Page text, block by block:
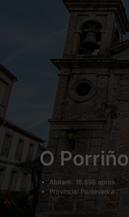
O Porriño
Abitanti: 18.898 aprox.
Provincia: Pontevedra